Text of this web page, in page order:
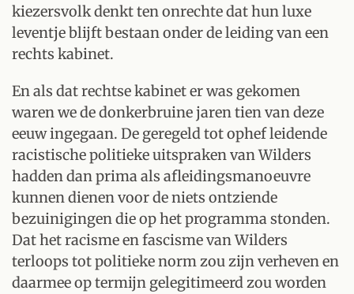
kiezersvolk denkt ten onrechte dat hun luxe
leventje blijft bestaan onder de leiding van een
rechts kabinet.
En als dat rechtse kabinet er was gekomen
waren we de donkerbruine jaren tien van deze
eeuw ingegaan. De geregeld tot ophef leidende
racistische politieke uitspraken van Wilders
hadden dan prima als afleidingsmanoeuvre
kunnen dienen voor de niets ontziende
bezuinigingen die op het programma stonden.
Dat het racisme en fascisme van Wilders
terloops tot politieke norm zou zijn verheven en
daarmee op termijn gelegitimeerd zou worden